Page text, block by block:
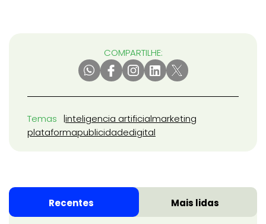
COMPARTILHE:
Temas inteligencia artificialmarketing
plataformapublicidadedigital
Recentes Mais lidas